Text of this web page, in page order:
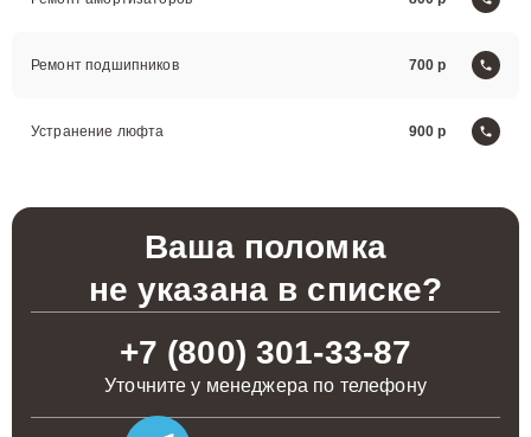
Ремонт подшипников 700
Устранение люфта 900
Ваша поломка
не указана в списке?
+7 (800) 301-33-87
Уточните у менеджера по телефону